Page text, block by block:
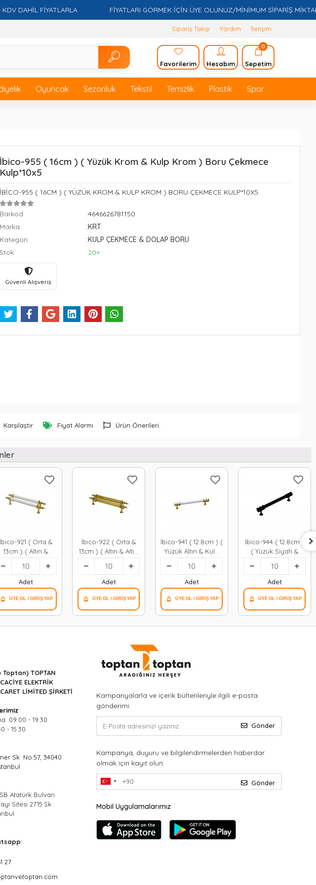
DAHİL FİYATLARLA FİYATLARI GÖRMEK İÇİN ÜYE OLUNUZ/MİNİMUM SİPARİŞ MİKTARI
Sipariş Takip Yardım İletişim
Favorilerim Hesabım
0
Sepetim
Oyuncak Sezonluk Tekstil Temizlik Plastik Spor
İbico-955 ( 16cm ) ( Yüzük Krom & Kulp Krom ) Boru Çekmece
Kulp*10x5
İBİCO-955 ( 16CM ) ( YÜZÜK KROM & KULP KROM ) BORU ÇEKMECE KULP*10X5
Barkod
:4646626781150
Marka
:KRT
Kategori
:KULP ÇEKMECE & DOLAP BORU
Stok
:20+
Güvenli Alışveriş
Karşılaştır Fiyat Alarmı Ürün Önerileri
İbico-921 ( Orta &
13cm ) ( Altın &
Beyaz ) Boru
Kulp*10x5
Adet
İbico-922 ( Orta &
13cm ) ( Altın & Altın
) Boru Kulp*10x5
Adet
İbico-941 ( 12.8cm ) (
Yüzük Altın & Kulp
Beyaz ) Boru
Çekmece Kulp*10x5
Adet
İbico-944 ( 12.8cm )
( Yüzük Siyah &
Kulp Siyah ) Boru
Çekmece Kulp*10x5
Adet
TOPTAN
ELEKTRİK
LİMİTED ŞİRKETİ
09:00 - 19:30
- 15:30
Sk. No:57, 34040
Atatürk Bulvarı
Sitesi 2715.Sk
:
27
Kampanyalarla ve içerik bültenleriyle ilgili e-posta
gönderimi
Gönder
Kampanya, duyuru ve bilgilendirmelerden haberdar
olmak için kayıt olun.
Gönder
Mobil Uygulamalarımız